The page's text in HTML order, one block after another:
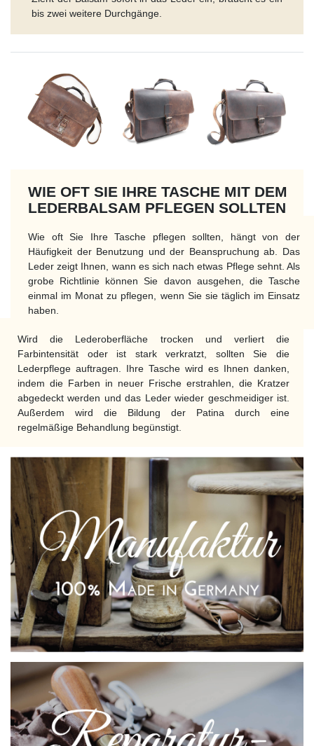
bis zwei weitere Durchgänge.
WIE OFT SIE IHRE TASCHE MIT DEM
LEDERBALSAM PFLEGEN SOLLTEN
Wie oft Sie Ihre Tasche pflegen sollten, hängt von der
Häufigkeit der Benutzung und der Beanspruchung ab. Das
Leder zeigt Ihnen, wann es sich nach etwas Pflege sehnt. Als
grobe Richtlinie können Sie davon ausgehen, die Tasche
einmal im Monat zu pflegen, wenn Sie sie täglich im Einsatz
haben.
Wird die Lederoberfläche trocken und verliert die
Farbintensität oder ist stark verkratzt, sollten Sie die
Lederpflege auftragen. Ihre Tasche wird es Ihnen danken,
indem die Farben in neuer Frische erstrahlen, die Kratzer
abgedeckt werden und das Leder wieder geschmeidiger ist.
Außerdem wird die Bildung der Patina durch eine
regelmäßige Behandlung begünstigt.